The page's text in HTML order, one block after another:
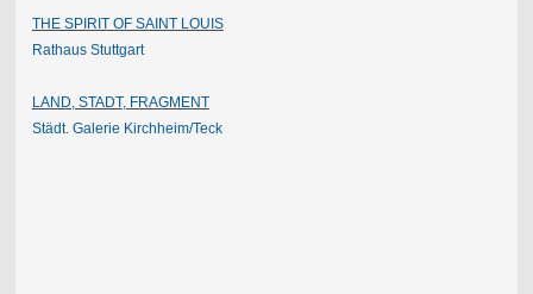
THE SPIRIT OF SAINT LOUIS
Rathaus Stuttgart
LAND, STADT, FRAGMENT
Städt. Galerie Kirchheim/Teck